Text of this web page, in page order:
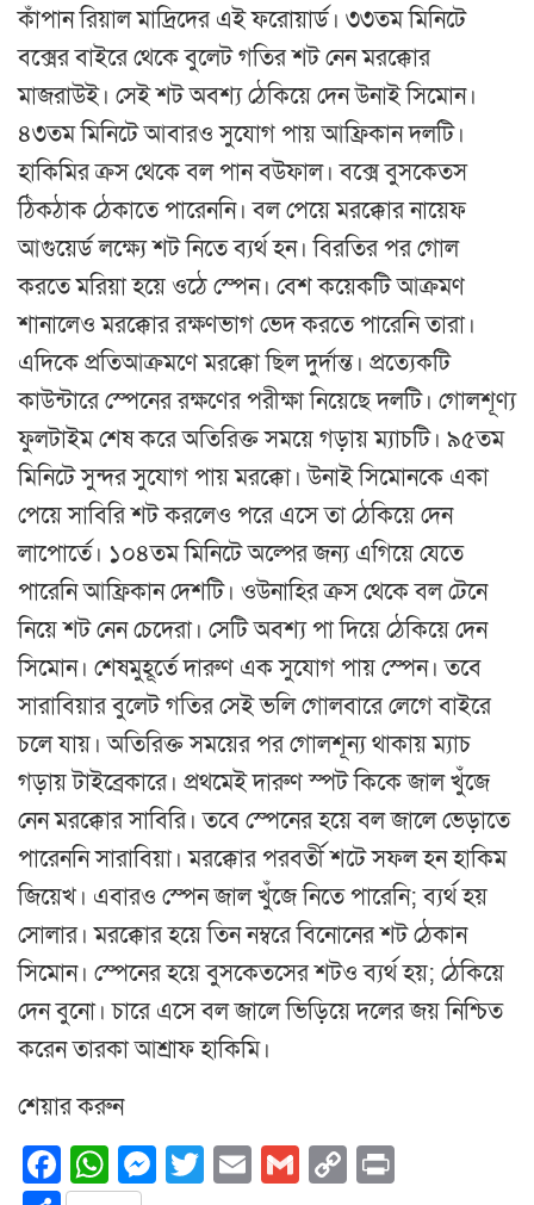
কাঁপান রিয়াল মাদ্রিদের এই ফরোয়ার্ড। ৩৩তম মিনিটে
বক্সের বাইরে থেকে বুলেট গতির শট নেন মরক্কোর
মাজরাউই। সেই শট অবশ্য ঠেকিয়ে দেন উনাই সিমোন।
৪৩তম মিনিটে আবারও সুযোগ পায় আফ্রিকান দলটি।
হাকিমির ক্রস থেকে বল পান বউফাল। বক্সে বুসকেতস
ঠিকঠাক ঠেকাতে পারেননি। বল পেয়ে মরক্কোর নায়েফ
আগুয়ের্ড লক্ষ্যে শট নিতে ব্যর্থ হন। বিরতির পর গোল
করতে মরিয়া হয়ে ওঠে স্পেন। বেশ কয়েকটি আক্রমণ
শানালেও মরক্কোর রক্ষণভাগ ভেদ করতে পারেনি তারা।
এদিকে প্রতিআক্রমণে মরক্কো ছিল দুর্দান্ত। প্রত্যেকটি
কাউন্টারে স্পেনের রক্ষণের পরীক্ষা নিয়েছে দলটি। গোলশূণ্য
ফুলটাইম শেষ করে অতিরিক্ত সময়ে গড়ায় ম্যাচটি। ৯৫তম
মিনিটে সুন্দর সুযোগ পায় মরক্কো। উনাই সিমোনকে একা
পেয়ে সাবিরি শট করলেও পরে এসে তা ঠেকিয়ে দেন
লাপোর্তে। ১০৪তম মিনিটে অল্পের জন্য এগিয়ে যেতে
পারেনি আফ্রিকান দেশটি। ওউনাহির ক্রস থেকে বল টেনে
নিয়ে শট নেন চেদেরা। সেটি অবশ্য পা দিয়ে ঠেকিয়ে দেন
সিমোন। শেষমুহূর্তে দারুণ এক সুযোগ পায় স্পেন। তবে
সারাবিয়ার বুলেট গতির সেই ভলি গোলবারে লেগে বাইরে
চলে যায়। অতিরিক্ত সময়ের পর গোলশূন্য থাকায় ম্যাচ
গড়ায় টাইব্রেকারে। প্রথমেই দারুণ স্পট কিকে জাল খুঁজে
নেন মরক্কোর সাবিরি। তবে স্পেনের হয়ে বল জালে ভেড়াতে
পারেননি সারাবিয়া। মরক্কোর পরবর্তী শটে সফল হন হাকিম
জিয়েখ। এবারও স্পেন জাল খুঁজে নিতে পারেনি; ব্যর্থ হয়
সোলার। মরক্কোর হয়ে তিন নম্বরে বিনোনের শট ঠেকান
সিমোন। স্পেনের হয়ে বুসকেতসের শটও ব্যর্থ হয়; ঠেকিয়ে
দেন বুনো। চারে এসে বল জালে ভিড়িয়ে দলের জয় নিশ্চিত
করেন তারকা আশ্রাফ হাকিমি।
শেয়ার করুন
Facebook
WhatsApp
Messenger
Twitter
EmailGmail
Copy